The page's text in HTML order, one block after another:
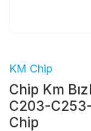
KM Chip
Chip Km
C203-
Chip